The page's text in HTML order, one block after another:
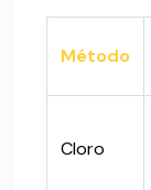
Método
Cloro